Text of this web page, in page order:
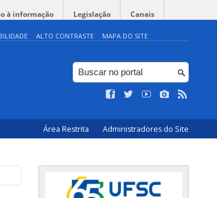
à informação Legislação Canais
ALTO CONTRASTE MAPA DO SITE
Área Restrita Administradores do Site